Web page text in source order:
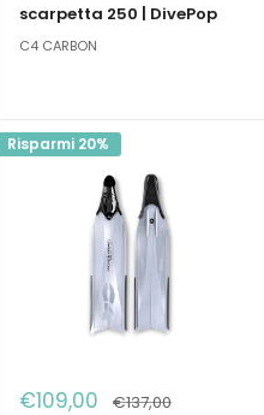
scarpetta 250 | DivePop
C4 CARBON
Risparmi 20%
Prezzo
€109,00 Prezzo
€137,00